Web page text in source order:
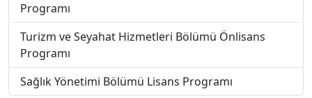
Programı
Turizm ve Seyahat Hizmetleri Bölümü Önlisans
Programı
Sağlık Yönetimi Bölümü Lisans Programı